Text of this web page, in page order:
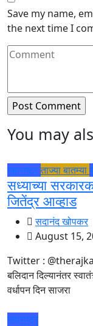
Save my name,
the next time I
You may
महाराष्ट्रताज्या बातम्या
सध्याच्या
जितेंद्र आव्हाड
सदानंद खोपकर
August 15,
Twitter :
बलिदान दिल्यानंतर
वर्धापन दिन साजरा
महाराष्ट्र